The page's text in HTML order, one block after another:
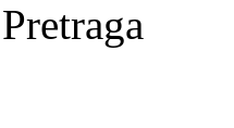
Pretraga